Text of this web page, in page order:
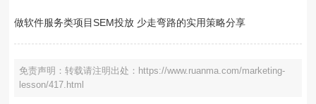
做软件服务类项目SEM投放 少走弯路的实用策略分享
免责声明：转载请注明出处：https://www.ruanma.com/marketing-
lesson/417.html